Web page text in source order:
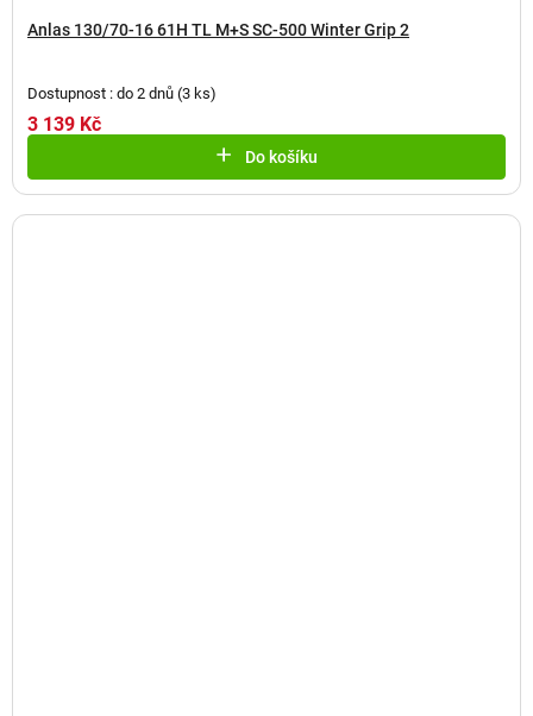
Anlas 130/70-16 61H TL M+S SC-500 Winter Grip 2
Dostupnost : do 2 dnů (3 ks)
3 139 Kč
Do košíku